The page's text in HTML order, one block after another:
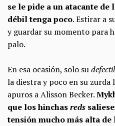
se le pide a un atacante de
débil tenga poco. Estirar a
y guardar su momento para
palo.
En esa ocasión, solo su
la diestra y poco en su
apuros a Alisson Becker.
que los hinchasreds
tensión mucho más alta